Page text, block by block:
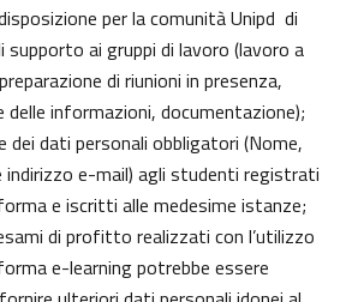
per la comunità Unipd di
ai gruppi di lavoro (lavoro a
di riunioni in presenza,
delle informazioni, documentazione);
dei dati personali obbligatori (Nome,
indirizzo e-mail) agli studenti registrati
e iscritti alle medesime istanze;
di profitto realizzati con l’utilizzo
e-learning potrebbe essere